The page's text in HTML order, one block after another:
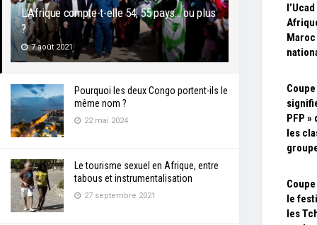
L’Afrique compte-t-elle 54, 55 pays… ou plus
?
7 août 2021
Pourquoi les deux Congo portent-ils le
même nom ?
22 mai 2024
Le tourisme sexuel en Afrique, entre
tabous et instrumentalisation
27 septembre 2021
PFP »
les
le
les